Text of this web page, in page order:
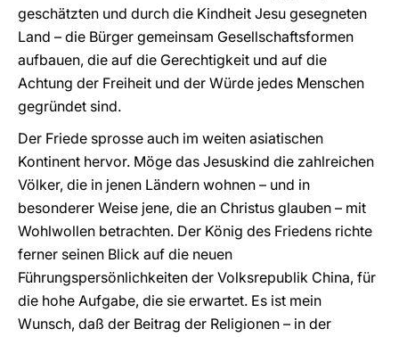
geschätzten und durch die Kindheit Jesu gesegneten
Land – die Bürger gemeinsam Gesellschaftsformen
aufbauen, die auf die Gerechtigkeit und auf die
Achtung der Freiheit und der Würde jedes Menschen
gegründet sind.
Der Friede sprosse auch im weiten asiatischen
Kontinent hervor. Möge das Jesuskind die zahlreichen
Völker, die in jenen Ländern wohnen – und in
besonderer Weise jene, die an Christus glauben – mit
Wohlwollen betrachten. Der König des Friedens richte
ferner seinen Blick auf die neuen
Führungspersönlichkeiten der Volksrepublik China, für
die hohe Aufgabe, die sie erwartet. Es ist mein
Wunsch, daß der Beitrag der Religionen – in der